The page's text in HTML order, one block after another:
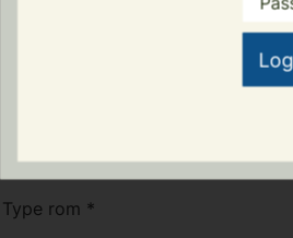
Type rom *